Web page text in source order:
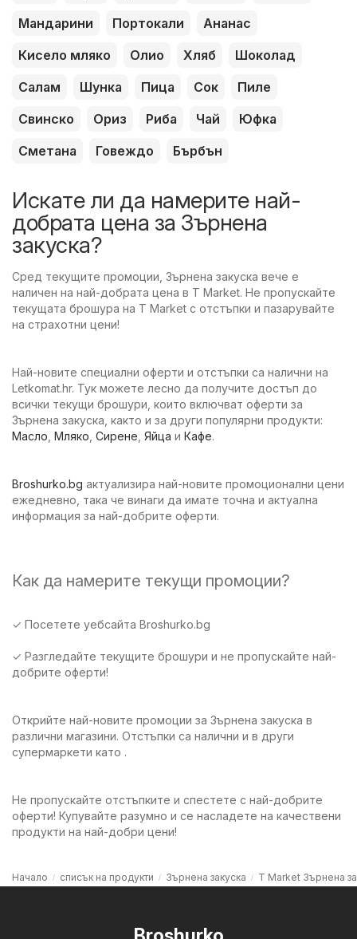
Мандарини
Портокали
Ананас
Кисело мляко
Олио Хляб
Шоколад
Салам
Шунка Пица Сок
Пиле
Свинско
Ориз Риба Чай
Юфка
Сметана
Говеждо Бърбън
Искате ли да намерите най-
добрата цена за Зърнена
закуска?
Сред текущите промоции, Зърнена закуска вече е
наличен на най-добрата цена в T Market. Не пропускайте
текущата брошура на T Market с отстъпки и пазарувайте
на страхотни цени!
Най-новите специални оферти и отстъпки са налични на
Letkomat.hr. Тук можете лесно да получите достъп до
всички текущи брошури, които включват оферти за
Зърнена закуска, както и за други популярни продукти:
Масло Мляко Сирене Яйца и Кафе.
Broshurko.bg актуализира най-новите промоционални цени
ежедневно, така че винаги да имате точна и актуална
информация за най-добрите оферти.
Как да намерите текущи промоции?
✓ Посетете уебсайта Broshurko.bg
✓ Разгледайте текущите брошури и не пропускайте най-
добрите оферти!
Открийте най-новите промоции за Зърнена закуска в
различни магазини. Отстъпки са налични и в други
супермаркети като .
Не пропускайте отстъпките и спестете с най-добрите
оферти! Купувайте разумно и се насладете на качествени
продукти на най-добри цени!
Начало списък на продукти Зърнена закуска T Market Зърнена